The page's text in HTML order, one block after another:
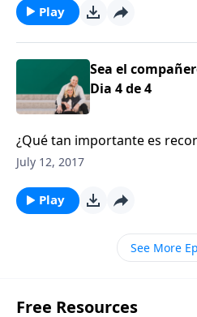
trabajó por varios años en la
decisión heroica de
Play
Sea el
Dia 4 de 4
¿Qué tan importante es
está orando por nosotros,
parte del mensaje de David
July 12, 2017
Play
See More